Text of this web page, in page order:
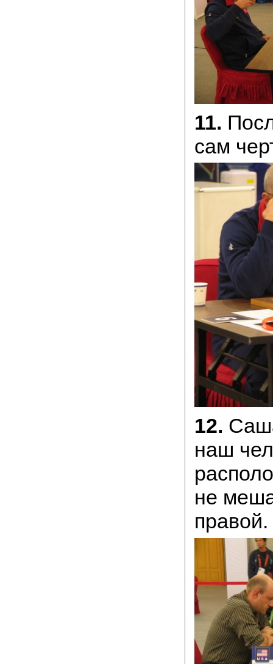
11.
сам
12.
наш
не
правой.